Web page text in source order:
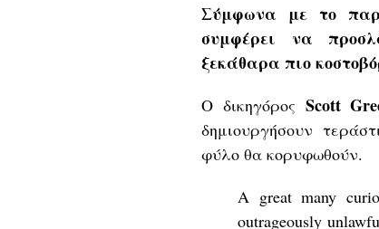
Σύμφωνα με το
συμφέρει να
ξεκάθαρα πιο
Ο δικηγόρος Scott
δημιουργήσουν
φύλο θα κορυφωθούν.
A great many
outrageously